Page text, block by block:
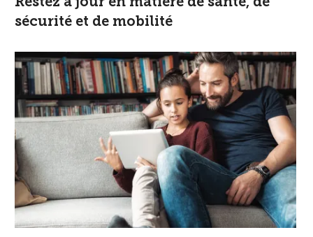
sécurité et de mobilité